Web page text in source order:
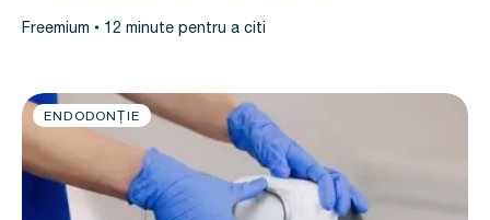
Freemium 12 minute pentru a citi
ENDODONȚIE